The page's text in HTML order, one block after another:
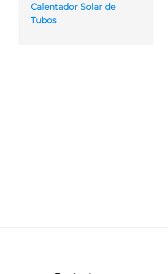
Calentador Solar de
Tubos